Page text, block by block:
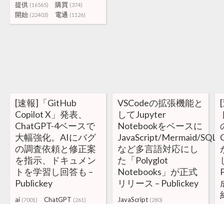
提供 (16565) 購買 (374)
開始 (22403) 電通 (1126)
[速報]「GitHub
Copilot X」発表、
ChatGPT-4ベースで
大幅強化。AIにバグ
の調査依頼と修正案
を指示、ドキュメン
トを学習し回答も –
Publickey
ai (7001) ChatGPT (261)
VSCodeの拡張機能と
してJupyter
Notebookをベースに
JavaScript/Mermaid/SQL
など多言語対応にし
た「Polyglot
Notebooks」が正式
リリース – Publickey
JavaScript (280)